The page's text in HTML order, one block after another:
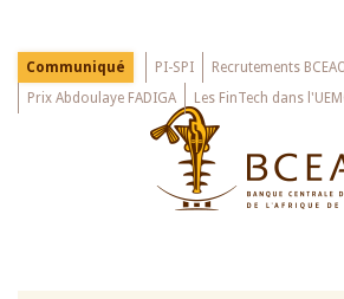
mainMenu
Top
Communiqué PI-SPI Recrutements
Prix Abdoulaye FADIGA
Les FinTech dans